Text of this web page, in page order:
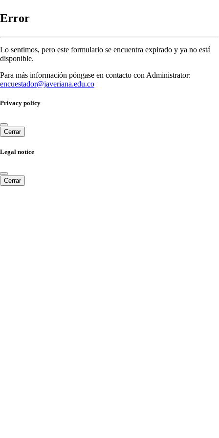
Error
Lo sentimos, pero este formulario se encuentra expirado y ya no está
disponible.
Para más información póngase en contacto con Administrator:
encuestador@javeriana.edu.co
Privacy policy
Cerrar
Legal notice
Cerrar